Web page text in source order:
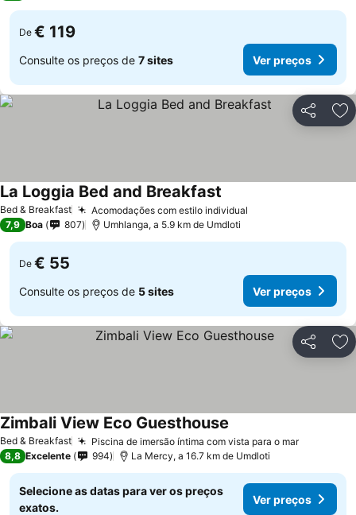
De € 119
Consulte os preços de 7 sites Ver preços
Partilhar
Bed & Breakfast Acomodações com estilo individual
La Loggia Bed and Breakfast
7,9 Boa 807 Umhlanga, a 5.9 km de Umdloti
De € 55
Consulte os preços de 5 sites Ver preços
Partilhar
Bed & Breakfast Piscina de imersão íntima com vista para o marVer
Zimbali View Eco Guesthouse
8,8 Excelente 994 La Mercy, a 16.7 km de Umdloti
Selecione as datas para ver os preços
exatos.
Ver preços